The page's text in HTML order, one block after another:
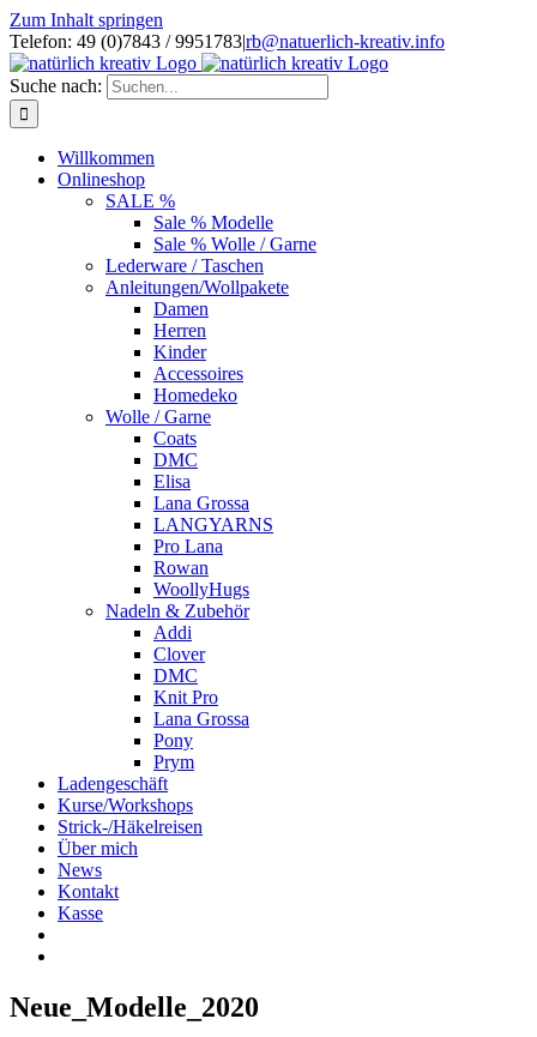
Zum Inhalt springen
Telefon: 49 (0)7843 / 9951783|rb@natuerlich-kreativ.info
Suche nach:
Willkommen
Onlineshop
SALE %
Sale % Modelle
Sale % Wolle / Garne
Lederware / Taschen
Anleitungen/Wollpakete
Damen
Herren
Kinder
Accessoires
Homedeko
Wolle / Garne
Coats
DMC
Elisa
Lana Grossa
LANGYARNS
Pro Lana
Rowan
WoollyHugs
Nadeln & Zubehör
Addi
Clover
DMC
Knit Pro
Lana Grossa
Pony
Prym
Ladengeschäft
Kurse/Workshops
Strick-/Häkelreisen
Über mich
News
Kontakt
Kasse
Neue_Modelle_2020